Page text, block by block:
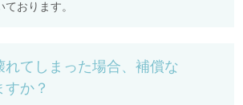
おります。
れてしまった場合、補償な
か？